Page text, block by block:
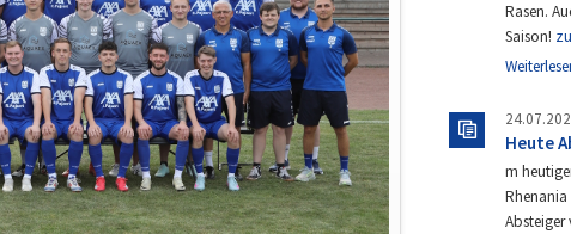
Rasen.
Saison!
Heute
m